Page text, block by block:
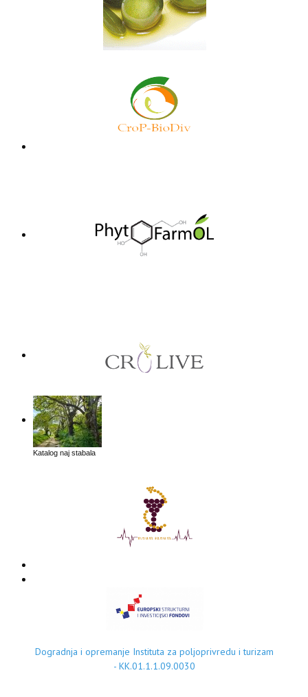
Katalog naj stabala
Dogradnja i opremanje Instituta za poljoprivredu i turizam
- KK.01.1.1.09.0030